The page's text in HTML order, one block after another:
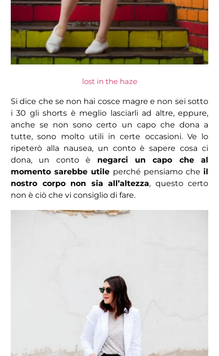
lost in the haze
Si dice che se non hai cosce magre e non sei sotto
i 30 gli shorts è meglio lasciarli ad altre, eppure,
anche se non sono certo un capo che dona a
tutte, sono molto utili in certe occasioni. Ve lo
ripeterò alla nausea, un conto è sapere cosa ci
dona, un conto è negarci un capo che al
momento sarebbe utile perché pensiamo cheil
nostro corpo non sia all’altezza, questo certo
non è ciò che vi consiglio di fare.